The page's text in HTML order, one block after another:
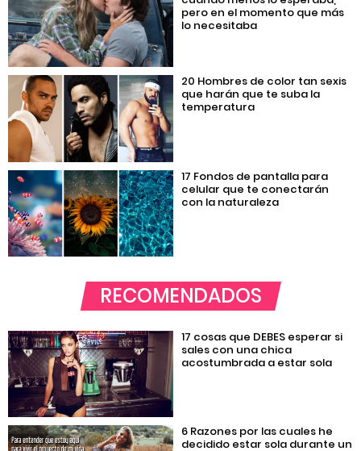
pero en el momento que más
lo necesitaba
20 Hombres de color tan sexis
que harán que te suba la
temperatura
17 Fondos de pantalla para
celular que te conectarán
con la naturaleza
RECOMENDADOS
17 cosas que DEBES esperar si
sales con una chica
acostumbrada a estar sola
6 Razones por las cuales he
decidido estar sola durante un